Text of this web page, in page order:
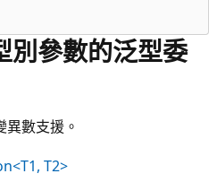
參數的泛型委
數支援。
T2>